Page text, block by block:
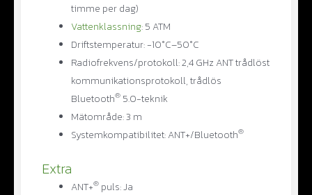
timme per dag)
Vattenklassning: 5 ATM
Driftstemperatur: -10°C–50°C
Radiofrekvens/protokoll: 2,4 GHz ANT trådlöst
kommunikationsprotokoll, trådlös
Bluetooth® 5.0-teknik
Mätområde: 3 m
Systemkompatibilitet: ANT+/Bluetooth®
Extra
ANT+® puls: Ja